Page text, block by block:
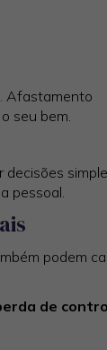
Afastamento
seu bem.
pessoal.
podem
de